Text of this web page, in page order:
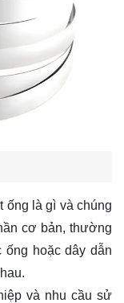
ống là gì và chúng
cơ bản, thường
hoặc dây dẫn
và nhu cầu sử